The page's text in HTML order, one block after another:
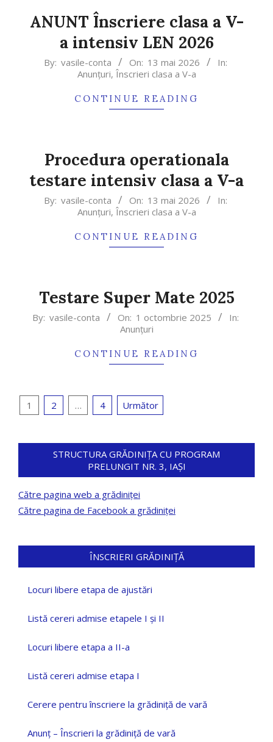
ANUNT Înscriere clasa a V-
a intensiv LEN 2026
2026-
By: vasile-conta On: 13 mai 2026
In:
Anunțuri, Înscrieri clasa a V-a
CONTINUE READING
Procedura operationala
testare intensiv clasa a V-a
2026-
By: vasile-conta On: 13 mai 2026
In:
Anunțuri, Înscrieri clasa a V-a
CONTINUE READING
Testare Super Mate 2025
2025-
By: vasile-conta On: 1 octombrie 2025
In:
Anunțuri
CONTINUE READING
Paginație
1 2 … 4 Următor
STRUCTURA GRĂDINIȚA CU PROGRAM
PRELUNGIT NR. 3, IAȘI
Către pagina web a grădiniței
Către pagina de Facebook a grădiniței
ÎNSCRIERI GRĂDINIȚĂ
Locuri libere etapa de ajustări
Listă cereri admise etapele I și II
Locuri libere etapa a II-a
Listă cereri admise etapa I
Cerere pentru înscriere la grădiniță de vară
Anunț – Înscrieri la grădiniță de vară